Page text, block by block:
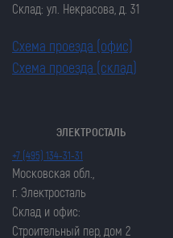
Склад: ул. Некрасова, д. 31
Схема проезда (офис)
Схема проезда (склад)
ЭЛЕКТРОСТАЛЬ
+7 (495) 134-31-31
Московская обл.,
г. Электросталь
Склад и офис:
Строительный пер, дом 2
Закрыть попап
ЗАКАЗАТЬ ЦЕПЬ
Закрыть попап
ОСТАВИТЬ ЗАЯВКУ
Закрыть попап
ОСТАВИТЬ ЗАЯВКУ
Закрыть попап
ЗАКАЗАТЬ ЦЕПЬ